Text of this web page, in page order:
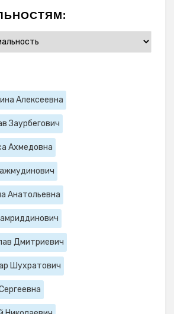
Алексеевна
Заурбегович
Ахмедовна
Анатольевна
Дмитриевич
Шухратович